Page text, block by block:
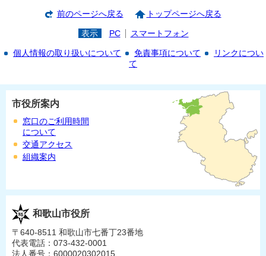
前のページへ戻る トップページへ戻る
表示 PC スマートフォン
個人情報の取り扱いについて 免責事項について
リンクについ
て
市役所案内
窓口のご利用時間
について
交通アクセス
組織案内
和歌山市役所
〒640-8511 和歌山市七番丁23番地
代表電話：073-432-0001
法人番号：6000020302015